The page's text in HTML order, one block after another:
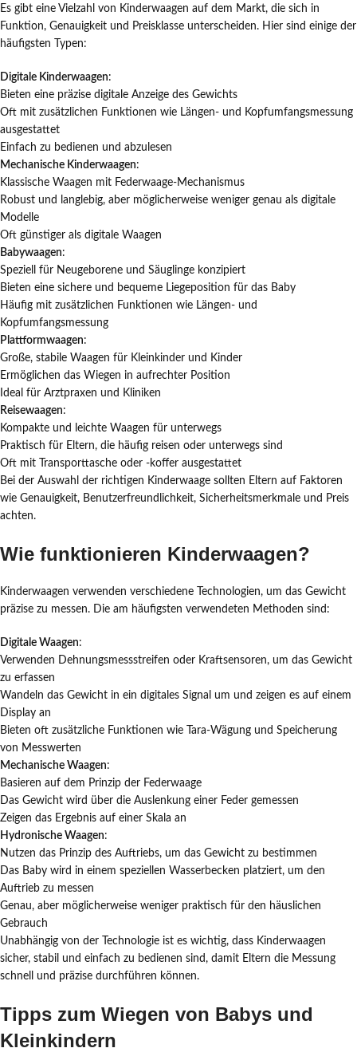
Es gibt eine Vielzahl von Kinderwaagen auf dem Markt, die sich in
Funktion, Genauigkeit und Preisklasse unterscheiden. Hier sind einige der
häufigsten Typen:
Digitale Kinderwaagen:
Bieten eine präzise digitale Anzeige des Gewichts
Oft mit zusätzlichen Funktionen wie Längen- und Kopfumfangsmessung
ausgestattet
Einfach zu bedienen und abzulesen
Mechanische Kinderwaagen:
Klassische Waagen mit Federwaage-Mechanismus
Robust und langlebig, aber möglicherweise weniger genau als digitale
Modelle
Oft günstiger als digitale Waagen
Babywaagen:
Speziell für Neugeborene und Säuglinge konzipiert
Bieten eine sichere und bequeme Liegeposition für das Baby
Häufig mit zusätzlichen Funktionen wie Längen- und
Kopfumfangsmessung
Plattformwaagen:
Große, stabile Waagen für Kleinkinder und Kinder
Ermöglichen das Wiegen in aufrechter Position
Ideal für Arztpraxen und Kliniken
Reisewaagen:
Kompakte und leichte Waagen für unterwegs
Praktisch für Eltern, die häufig reisen oder unterwegs sind
Oft mit Transporttasche oder -koffer ausgestattet
Bei der Auswahl der richtigen Kinderwaage sollten Eltern auf Faktoren
wie Genauigkeit, Benutzerfreundlichkeit, Sicherheitsmerkmale und Preis
achten.
Wie funktionieren Kinderwaagen?
Kinderwaagen verwenden verschiedene Technologien, um das Gewicht
präzise zu messen. Die am häufigsten verwendeten Methoden sind:
Digitale Waagen:
Verwenden Dehnungsmessstreifen oder Kraftsensoren, um das Gewicht
zu erfassen
Wandeln das Gewicht in ein digitales Signal um und zeigen es auf einem
Display an
Bieten oft zusätzliche Funktionen wie Tara-Wägung und Speicherung
von Messwerten
Mechanische Waagen:
Basieren auf dem Prinzip der Federwaage
Das Gewicht wird über die Auslenkung einer Feder gemessen
Zeigen das Ergebnis auf einer Skala an
Hydronische Waagen:
Nutzen das Prinzip des Auftriebs, um das Gewicht zu bestimmen
Das Baby wird in einem speziellen Wasserbecken platziert, um den
Auftrieb zu messen
Genau, aber möglicherweise weniger praktisch für den häuslichen
Gebrauch
Unabhängig von der Technologie ist es wichtig, dass Kinderwaagen
sicher, stabil und einfach zu bedienen sind, damit Eltern die Messung
schnell und präzise durchführen können.
Tipps zum Wiegen von Babys und
Kleinkindern